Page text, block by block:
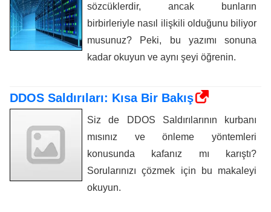
sözcüklerdir, ancak bunların
birbirleriyle nasıl ilişkili olduğunu biliyor
musunuz? Peki, bu yazımı sonuna
kadar okuyun ve aynı şeyi öğrenin.
DDOS Saldırıları: Kısa Bir Bakış
Siz de DDOS Saldırılarının kurbanı
mısınız ve önleme yöntemleri
konusunda kafanız mı karıştı?
Sorularınızı çözmek için bu makaleyi
okuyun.